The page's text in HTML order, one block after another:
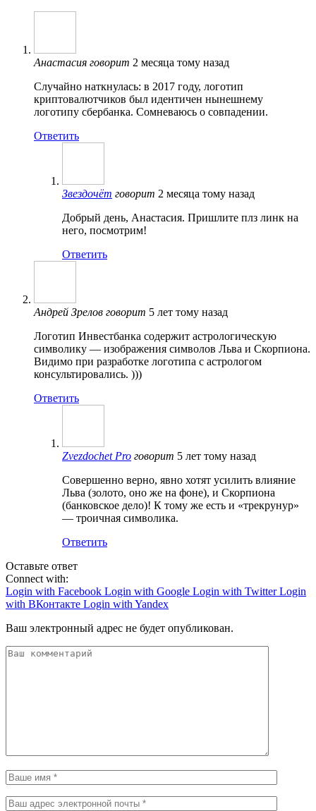
Анастасия говорит 2 месяца тому назад
Случайно наткнулась: в 2017 году, логотип
криптовалютчиков был идентичен нынешнему
логотипу сбербанка. Сомневаюсь о совпадении.
Ответить
Звездочёт говорит 2 месяца тому назад
Добрый день, Анастасия. Пришлите плз линк на
него, посмотрим!
Ответить
Андрей Зрелов говорит 5 лет тому назад
Логотип Инвестбанка содержит астрологическую
символику — изображения символов Льва и Скорпиона.
Видимо при разработке логотипа с астрологом
консультировались. )))
Ответить
Zvezdochet Pro говорит 5 лет тому назад
Совершенно верно, явно хотят усилить влияние
Льва (золото, оно же на фоне), и Скорпиона
(банковское дело)! К тому же есть и «трекрунур»
— троичная символика.
Ответить
Оставьте ответ
Connect with:
Login with Facebook Login with Google Login with TwitterLogin
with ВКонтакте Login with Yandex
Ваш электронный адрес не будет опубликован.